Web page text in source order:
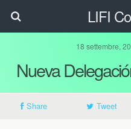
LIFI
18 settembre,
Nueva
Share Tweet